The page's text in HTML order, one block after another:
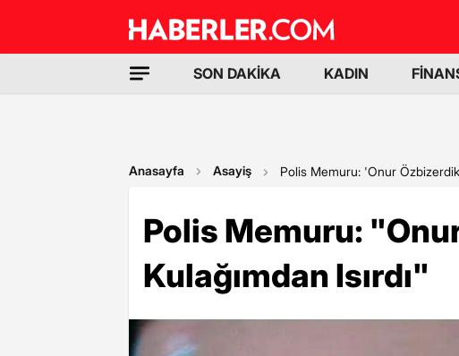
SON DAKİKA KADIN
Anasayfa Asayiş Polis Memuru: 'Onur Özbizerdik
Polis Memuru:
Kulağımdan Isırdı"